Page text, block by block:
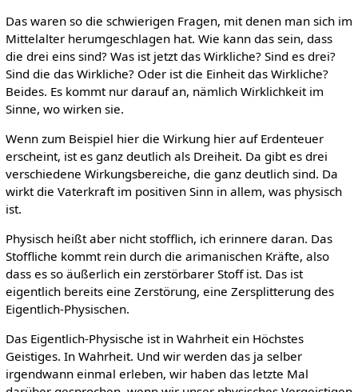
Das waren so die schwierigen Fragen, mit denen man sich im
Mittelalter herumgeschlagen hat. Wie kann das sein, dass
die drei eins sind? Was ist jetzt das Wirkliche? Sind es drei?
Sind die das Wirkliche? Oder ist die Einheit das Wirkliche?
Beides. Es kommt nur darauf an, nämlich Wirklichkeit im
Sinne, wo wirken sie.
Wenn zum Beispiel hier die Wirkung hier auf Erdenteuer
erscheint, ist es ganz deutlich als Dreiheit. Da gibt es drei
verschiedene Wirkungsbereiche, die ganz deutlich sind. Da
wirkt die Vaterkraft im positiven Sinn in allem, was physisch
ist.
Physisch heißt aber nicht stofflich, ich erinnere daran. Das
Stoffliche kommt rein durch die arimanischen Kräfte, also
dass es so äußerlich ein zerstörbarer Stoff ist. Das ist
eigentlich bereits eine Zerstörung, eine Zersplitterung des
Eigentlich-Physischen.
Das Eigentlich-Physische ist in Wahrheit ein Höchstes
Geistiges. In Wahrheit. Und wir werden das ja selber
irgendwann einmal erleben, wir haben das letzte Mal